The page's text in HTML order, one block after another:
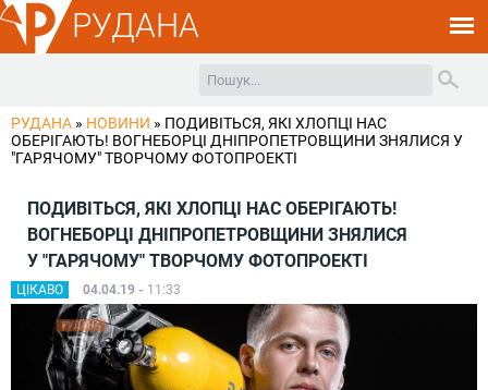
РУДАНА
РУДАНА » НОВИНИ » ПОДИВІТЬСЯ, ЯКІ ХЛОПЦІ НАС
ОБЕРІГАЮТЬ! ВОГНЕБОРЦІ ДНІПРОПЕТРОВЩИНИ ЗНЯЛИСЯ У
"ГАРЯЧОМУ" ТВОРЧОМУ ФОТОПРОЕКТІ
ПОДИВІТЬСЯ, ЯКІ ХЛОПЦІ НАС ОБЕРІГАЮТЬ!
ВОГНЕБОРЦІ ДНІПРОПЕТРОВЩИНИ ЗНЯЛИСЯ
У "ГАРЯЧОМУ" ТВОРЧОМУ ФОТОПРОЕКТІ
ЦІКАВО 04.04.19 - 11:33